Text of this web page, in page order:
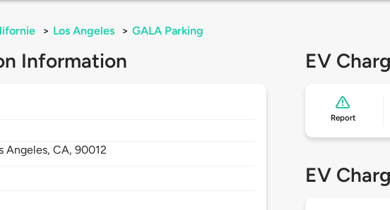
> Los Angeles > GALA Parking
Information
Angeles,CA,90012
EV
Report
EV